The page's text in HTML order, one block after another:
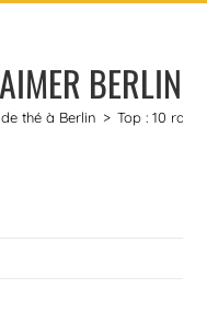
BERLIN
thé à Berlin > Top : 10